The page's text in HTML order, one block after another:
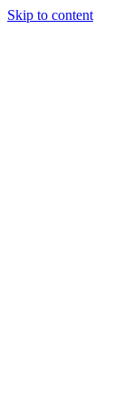
Skip to content